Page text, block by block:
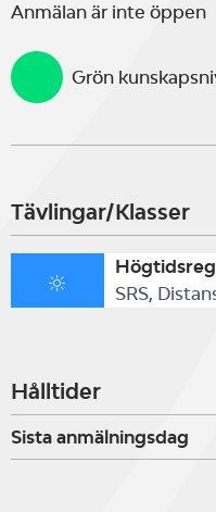
Anmälan är inte öppen
Grön
Tävlingar/Klasser
SRS,
Hålltider
Sista anmälningsdag